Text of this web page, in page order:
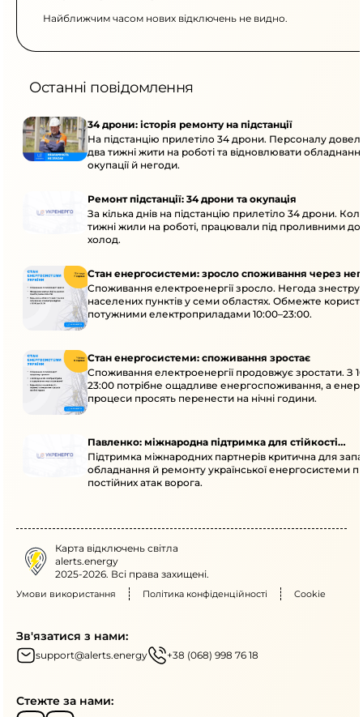
Найближчим часом нових відключень не видно.
Останні повідомлення
34 дрони: історія ремонту на підстанції
На підстанцію прилетіло 34 дрони. Персоналу
два тижні жити на роботі та відновлювати
окупації й негоди.
Ремонт підстанції: 34 дрони та окупація
За кілька днів на підстанцію прилетіло 34 дрони.
тижні жили на роботі, працювали під проливними
холод.
Стан енергосистеми: зросло споживання через
Споживання електроенергії зросло. Негода
населених пунктів у семи областях. Обмежте
потужними електроприладами 10:00–23:00.
Стан енергосистеми: споживання зростає
Споживання електроенергії продовжує зростати. З
23:00 потрібне ощадливе енергоспоживання, а
процеси просять перенести на нічні години.
Павленко: міжнародна підтримка для стійкості
енергосистеми
Підтримка міжнародних партнерів критична для
обладнання й ремонту української енергосистеми
постійних атак ворога.
Карта відключень світла
alerts.energy
2025-2026. Всі права захищені.
Умови використання Політика конфіденційності Cookie
Зв'язатися з нами:
support@alerts.energy +38 (068) 998 76 18
Стежте за нами: